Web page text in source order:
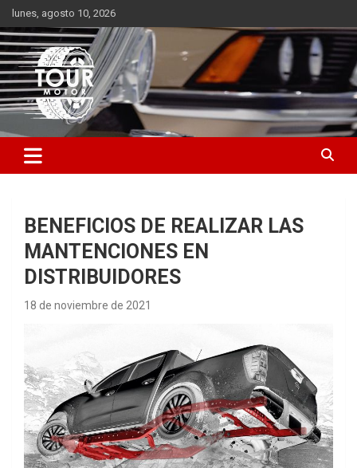
Saltar
al
contenido
lunes, agosto 10, 2026
Tour Motor
Plataforma de contenido audiovisual para el sector automotriz
BENEFICIOS DE REALIZAR LAS
MANTENCIONES EN
DISTRIBUIDORES
18 de noviembre de 2021